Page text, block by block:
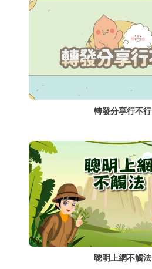
轉發分享行不行
聰明上網不觸法